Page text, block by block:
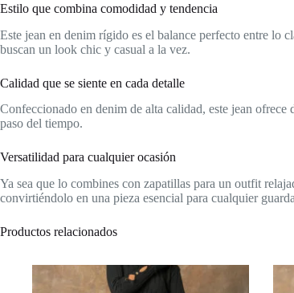
Estilo que combina comodidad y tendencia
Este jean en denim rígido es el balance perfecto entre lo
buscan un look chic y casual a la vez.
Calidad que se siente en cada detalle
Confeccionado en denim de alta calidad, este jean
paso del tiempo.
Versatilidad para cualquier ocasión
Ya sea que lo combines con zapatillas para un outfit
convirtiéndolo en una pieza esencial para cualquier
Productos relacionados